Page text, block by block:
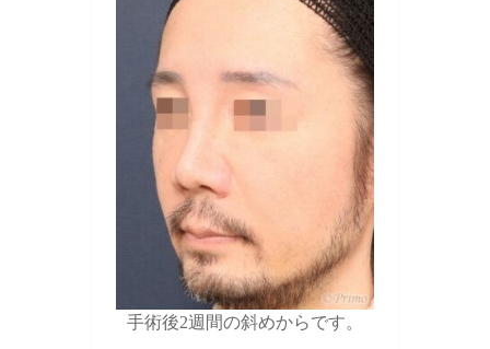
手術後2週間の斜めからです。